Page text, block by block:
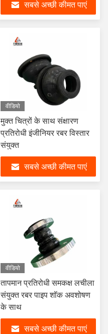
सबसे अच्छी कीमत पाएं
वीडियो
मुक्त चित्रों के साथ संक्षारण
प्रतिरोधी इंजीनियर रबर विस्तार
संयुक्त
सबसे अच्छी कीमत पाएं
वीडियो
तापमान प्रतिरोधी समकक्ष लचीला
संयुक्त रबर पाइप शॉक अवशोषण
के साथ
सबसे अच्छी कीमत पाएं